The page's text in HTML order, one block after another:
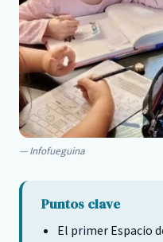
Infofueguina
Puntos clave
El primer Espacio